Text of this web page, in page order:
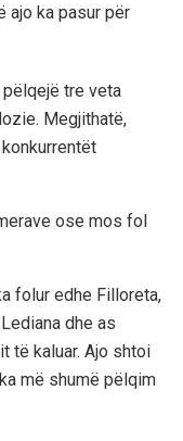
ajo ka pasur për
tre veta
Megjithatë,
ose mos fol
folur edhe Filloreta,
dhe as
të kaluar. Ajo shtoi
më shumë pëlqim